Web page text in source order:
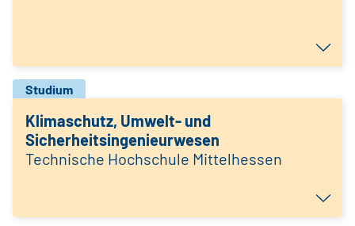
Studium
Klimaschutz, Umwelt- und
Sicherheitsingenieurwesen
Technische Hochschule Mittelhessen